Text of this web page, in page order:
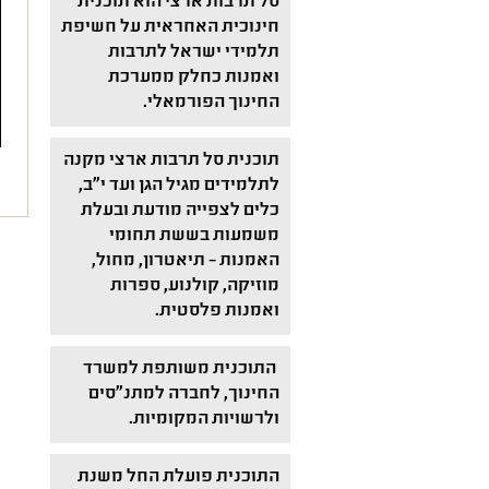
חינוכית האחראית על חשיפת
תלמידי ישראל לתרבות
ואמנות כחלק ממערכת
החינוך הפורמאלי.
תוכנית סל תרבות ארצי מקנה
לתלמידים מגיל הגן ועד י"ב,
כלים לצפייה מודעת ובעלת
משמעות בששת תחומי
האמנות – תיאטרון, מחול,
מוזיקה, קולנוע, ספרות
ואמנות פלסטית.
התוכנית משותפת למשרד
החינוך, לחברה למתנ"סים
ולרשויות המקומיות.
התוכנית פועלת החל משנת